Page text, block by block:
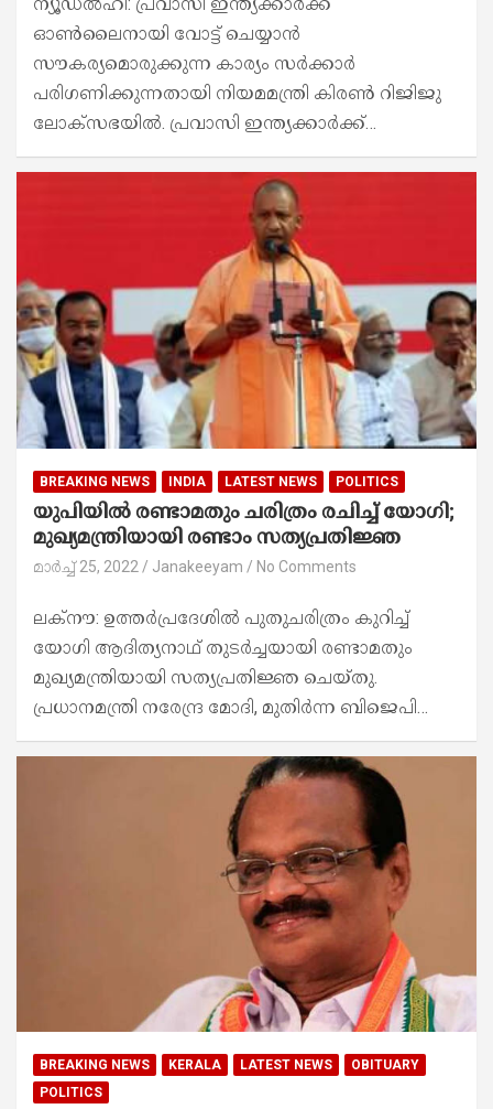
ഓൺലൈനായി വോട്ട് ചെയ്യാൻ
സൗകര്യമൊരുക്കുന്ന കാര്യം സർക്കാർ
പരിഗണിക്കുന്നതായി നിയമമന്ത്രി കിരൺ റിജിജു
ലോക്സഭയിൽ. പ്രവാസി ഇന്ത്യക്കാർക്ക്…
BREAKING NEWS INDIA LATEST NEWS POLITICS
യുപിയിൽ രണ്ടാമതും ചരിത്രം രചിച്ച് യോഗി;
മുഖ്യമന്ത്രിയായി രണ്ടാം സത്യപ്രതിജ്ഞ
മാർച്ച്‌ 25, 2022 Janakeeyam No Comments
ലക്‌നൗ: ഉത്തർപ്രദേശിൽ പുതുചരിത്രം കുറിച്ച്
യോഗി ആദിത്യനാഥ് തുടർച്ചയായി രണ്ടാമതും
മുഖ്യമന്ത്രിയായി സത്യപ്രതിജ്ഞ ചെയ്തു.
പ്രധാനമന്ത്രി നരേന്ദ്ര മോദി, മുതിർന്ന ബിജെപി…
BREAKING NEWS KERALA LATEST NEWS
OBITUARY
POLITICS